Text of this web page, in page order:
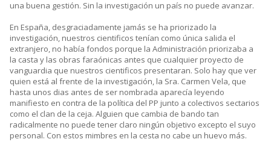
una buena gestión. Sin la investigación un país no puede avanzar.
En España, desgraciadamente jamás se ha priorizado la
investigación, nuestros cientificos tenían como única salida el
extranjero, no había fondos porque la Administración priorizaba a
la casta y las obras faraónicas antes que cualquier proyecto de
vanguardia que nuestros cientificos presentaran. Solo hay que ver
quien está al frente de la investigación, la Sra. Carmen Vela, que
hasta unos dias antes de ser nombrada aparecía leyendo
manifiesto en contra de la política del PP junto a colectivos sectarios
como el clan de la ceja. Alguien que cambia de bando tan
radicalmente no puede tener claro ningún objetivo excepto el suyo
personal. Con estos mimbres en la cesta no cabe un huevo más.